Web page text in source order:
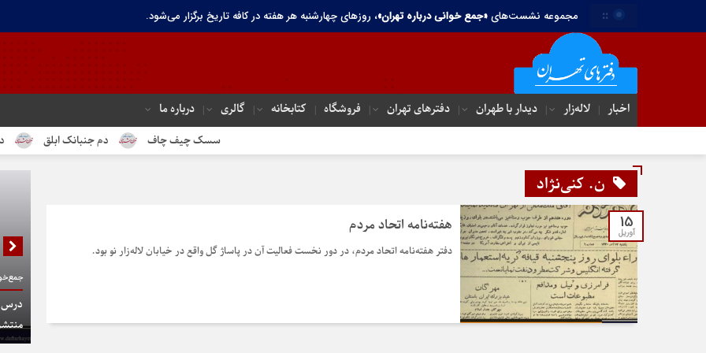
:: مجموعه نشست‌های«جمع خوانی درباره تهران»، روزهای چهارشنبه هر هفته در کافه تاریخ برگزار می‌شود.
اخبار لاله‌زار دیدار با طهران دفترهای تهران‌ فروشگاه کتابخانه گالری درباره ما
سسک چیف چاف دم جنبانک ابلق درباره
ن. کنی‌نژاد
15
آوریل هفته‌نامه اتحاد مردم
دفتر هفته‌نامه اتحاد مردم، در دور نخست فعالیت آن در پاساژ گل واقع در خیابان لاله‌زار نو بود.
درس